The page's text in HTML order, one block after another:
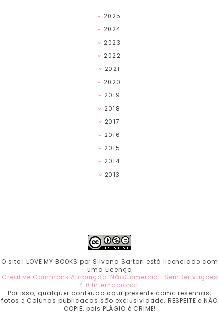
2025
2024
2023
2022
2021
2020
2019
2018
2017
2016
2015
2014
2013
O site I LOVE MY BOOKS por Silvana Sartori está licenciado com
uma Licença
Creative Commons Atribuição-NãoComercial-SemDerivações
4.0 Internacional.
Por isso, qualquer contéudo aqui presente como resenhas,
fotos e Colunas publicadas são exclusividade. RESPEITE e NÃO
COPIE, pois PLÁGIO é CRIME!